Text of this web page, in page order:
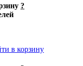
?
в корзину